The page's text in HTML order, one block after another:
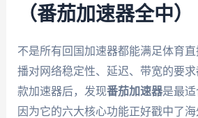
（番茄加速器全中）
不是所有回国加速器都能满足体育
播对网络稳定性、延迟、带宽的要
款加速器后，发现番茄加速器是最适
因为它的六大核心功能正好戳中了海